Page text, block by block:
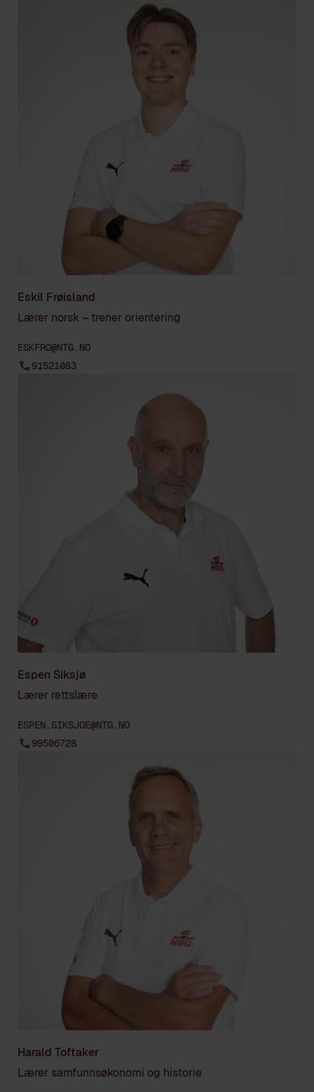
Eskil Frøisland
Lærer norsk – trener orientering
ESKFRO@NTG.NO
91521083
Espen Siksjø
Lærer rettslære
ESPEN.SIKSJOE@NTG.NO
99506728
Harald Toftaker
Lærer samfunnsøkonomi og historie